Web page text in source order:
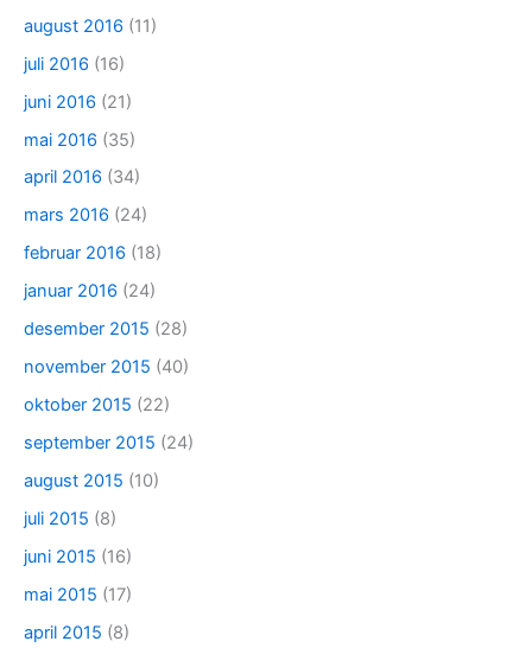
august 2016 (11)
juli 2016 (16)
juni 2016 (21)
mai 2016 (35)
april 2016 (34)
mars 2016 (24)
februar 2016 (18)
januar 2016 (24)
desember 2015 (28)
november 2015 (40)
oktober 2015 (22)
september 2015 (24)
august 2015 (10)
juli 2015 (8)
juni 2015 (16)
mai 2015 (17)
april 2015 (8)